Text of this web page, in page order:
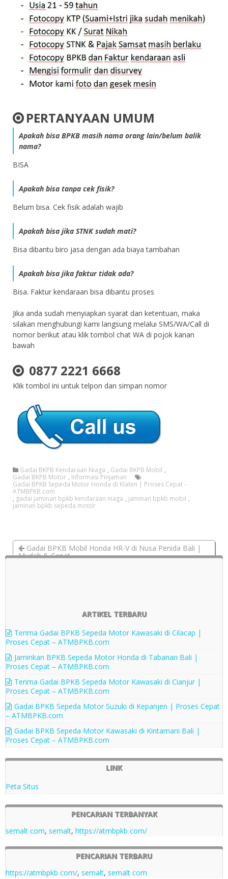
PERTANYAAN UMUM
Apakah bisa BPKB masih nama orang lain/belum balik
nama?
BISA
Apakah bisa tanpa cek fisik?
Belum bisa. Cek fisik adalah wajib
Apakah bisa jika STNK sudah mati?
Bisa dibantu biro jasa dengan ada biaya tambahan
Apakah bisa jika faktur tidak ada?
Bisa. Faktur kendaraan bisa dibantu proses
Jika anda sudah menyiapkan syarat dan ketentuan, maka
silakan menghubungi kami langsung melalui SMS/WA/Call di
nomor berikut atau klik tombol chat WA di pojok kanan
bawah
0877 2221 6668
Klik tombol ini untuk telpon dan simpan nomor
Gadai BKPB Kendaraan Niaga , Gadai BKPB Mobil ,
Gadai BKPB Motor , Informasi Pinjaman
Gadai BPKB Sepeda Motor Honda di Klaten | Proses Cepat -
ATMBPKB.com
, gadai jaminan bpkb kendaraan niaga , jaminan bpkb mobil ,
jaminan bpkb sepeda motor
Gadai BPKB Mobil Honda HR-V di Nusa Penida Bali |
Mudah & Cepat
ARTIKEL TERBARU
Terima Gadai BPKB Sepeda Motor Kawasaki di Cilacap |
Proses Cepat – ATMBPKB.com
Jaminkan BPKB Sepeda Motor Honda di Tabanan Bali |
Proses Cepat – ATMBPKB.com
Terima Gadai BPKB Sepeda Motor Kawasaki di Cianjur |
Proses Cepat – ATMBPKB.com
Gadai BPKB Sepeda Motor Suzuki di Kepanjen | Proses Cepat
– ATMBPKB.com
Gadai BPKB Sepeda Motor Kawasaki di Kintamani Bali |
Proses Cepat – ATMBPKB.com
LINK
Peta Situs
PENCARIAN TERBANYAK
semalt com, semalt, https://atmbpkb com/
PENCARIAN TERBARU
https://atmbpkb com/, semalt, semalt com